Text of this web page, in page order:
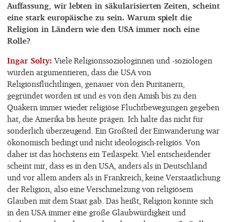
Auffassung, wir lebten in säkularisierten Zeiten, scheint
eine stark europäische zu sein. Warum spielt die
Religion in Ländern wie den USA immer noch eine
Rolle?
Ingar Solty Viele Religionssoziologinnen und -soziologen
würden argumentieren, dass die USA von
Religionsflüchtlingen, genauer von den Puritanern,
gegründet worden ist und es von den Amish bis zu den
Quäkern immer wieder religiöse Fluchtbewegungen gegeben
hat, die Amerika bis heute prägen. Ich halte das nicht für
sonderlich überzeugend. Ein Großteil der Einwanderung war
ökonomisch bedingt und nicht ideologisch-religiös. Von
daher ist das höchstens ein Teilaspekt. Viel entscheidender
scheint mir, dass es in den USA, anders als in Deutschland
und vor allem anders als in Frankreich, keine Verstaatlichung
der Religion, also eine Verschmelzung von religiösem
Glauben mit dem Staat gab. Das heißt, Religion konnte sich
in den USA immer eine große Glaubwürdigkeit und